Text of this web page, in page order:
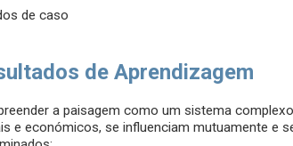
de caso
de Aprendizagem
a paisagem como um sistema
e económicos, se influenciam mutuamente e